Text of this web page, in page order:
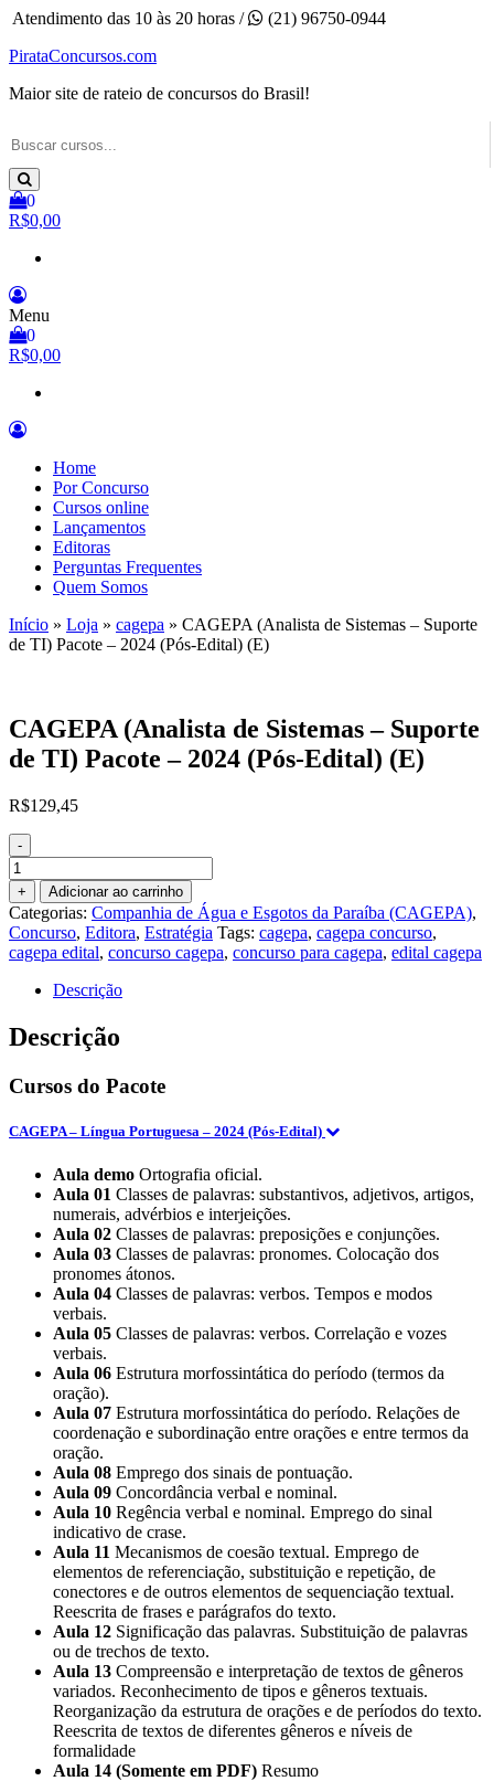
Pular
o
Atendimento das 10 às 20 horas /
(21) 96750-0944
PirataConcursos.com
Maior site de rateio de concursos do Brasil!
0
R$0,00
Menu
0
R$0,00
Home
Por Concurso
Cursos online
Lançamentos
Editoras
Perguntas Frequentes
Quem Somos
Início » Loja » cagepa » CAGEPA (Analista de Sistemas – Suporte
de TI) Pacote – 2024 (Pós-Edital) (E)
CAGEPA (Analista de Sistemas – Suporte
de TI) Pacote – 2024 (Pós-Edital) (E)
R$129,45
-
CAGEPA
(Analista
de
Sistemas
-
Suporte
Pacote
-
(Pós-
(E)
quantidade
+ Adicionar ao carrinho
Categorias: Companhia de Água e Esgotos da Paraíba (CAGEPA),
Concurso, Editora, Estratégia Tags: cagepa, cagepa concurso,
cagepa edital, concurso cagepa, concurso para cagepa, edital cagepa
Descrição
Descrição
Cursos do Pacote
CAGEPA – Língua Portuguesa – 2024 (Pós-Edital)
Aula demo Ortografia oficial.
Aula 01 Classes de palavras: substantivos, adjetivos, artigos,
numerais, advérbios e interjeições.
Aula 02 Classes de palavras: preposições e conjunções.
Aula 03 Classes de palavras: pronomes. Colocação dos
pronomes átonos.
Aula 04 Classes de palavras: verbos. Tempos e modos
verbais.
Aula 05 Classes de palavras: verbos. Correlação e vozes
verbais.
Aula 06 Estrutura morfossintática do período (termos da
oração).
Aula 07 Estrutura morfossintática do período. Relações de
coordenação e subordinação entre orações e entre termos da
oração.
Aula 08 Emprego dos sinais de pontuação.
Aula 09 Concordância verbal e nominal.
Aula 10 Regência verbal e nominal. Emprego do sinal
indicativo de crase.
Aula 11 Mecanismos de coesão textual. Emprego de
elementos de referenciação, substituição e repetição, de
conectores e de outros elementos de sequenciação textual.
Reescrita de frases e parágrafos do texto.
Aula 12 Significação das palavras. Substituição de palavras
ou de trechos de texto.
Aula 13 Compreensão e interpretação de textos de gêneros
variados. Reconhecimento de tipos e gêneros textuais.
Reorganização da estrutura de orações e de períodos do texto.
Reescrita de textos de diferentes gêneros e níveis de
formalidade
Aula 14 (Somente em PDF) Resumo